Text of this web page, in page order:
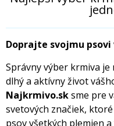
Doprajte svojmu
Správny výber krmiva
dlhý a aktívny život
Najkrmivo.sksme pre
svetových značiek,
psov všetkých plemien